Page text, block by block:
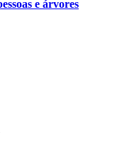
e árvores